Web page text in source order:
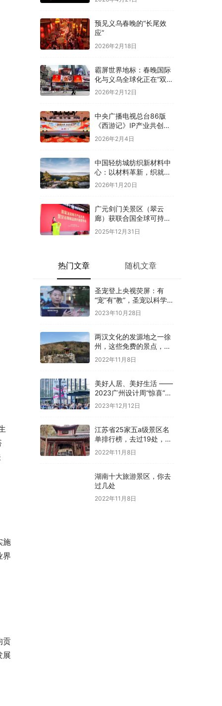
施
界
贡
展
预见义乌春晚的“长尾效
应”
2026年2月18日
霸屏世界地标：春晚国际
化与义乌全球化正在“双向
奔赴”！
2026年2月12日
中央广播电视总台86版
《西游记》IP产业共创大
会在京举办
2026年2月4日
中国轻纺城纺织新材料中
心：以材料革新，织就全
球纺织未来新图景
2026年1月20日
广元剑门关景区（翠云
廊）获联合国全球可持续
“地球家园”范例奖
2025年12月31日
热门文章 随机文章
圣宠登上央视荧屏：有
“宠”有“教”，圣宠以科学训
导开启全新养宠体验
2023年10月28日
两汉文化的发源地之一徐
州，这些免费的景点，你
是否都去过
2022年11月8日
美好人居、美好生活 ——
2023广州设计周“惊喜”开
幕
2023年12月12日
江苏省25家五a级景区名
单排行榜，去过19处，才
算真正游过江苏
2022年11月8日
湖南十大旅游景区，你去
过几处
2022年11月8日